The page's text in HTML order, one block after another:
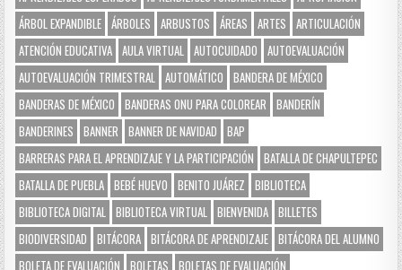
ÁRBOL EXPANDIBLE ÁRBOLES ARBUSTOS ÁREAS ARTES
ARTICULACIÓN
ATENCIÓN EDUCATIVA AULA VIRTUAL AUTOCUIDADO
AUTOEVALUACIÓN
AUTOEVALUACIÓN TRIMESTRAL AUTOMÁTICO
BANDERA DE MÉXICO
BANDERAS DE MÉXICO
BANDERAS ONU PARA COLOREAR
BANDERÍN
BANDERINES
BANNER BANNER DE NAVIDAD
BAP
BARRERAS PARA EL APRENDIZAJE Y LA PARTICIPACIÓN
BATALLA DE CHAPULTEPEC
BATALLA DE PUEBLA BEBÉ HUEVO BENITO JUÁREZ
BIBLIOTECA
BIBLIOTECA DIGITAL BIBLIOTECA VIRTUAL BIENVENIDA BILLETES
BIODIVERSIDAD
BITÁCORA BITÁCORA DE APRENDIZAJE BITÁCORA DEL ALUMNO
BOLETA DE EVALUACIÓN
BOLETAS
BOLETAS DE EVALUACIÓN